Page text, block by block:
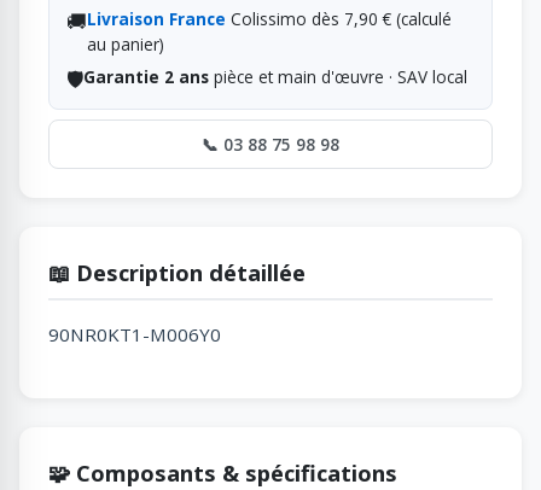
🚚Livraison France Colissimo dès 7,90 € (calculé
au panier)
🛡️Garantie 2 anspièce et main d'œuvre · SAV local
📞 03 88 75 98 98
📖 Description détaillée
90NR0KT1-M006Y0
🧩 Composants & spécifications